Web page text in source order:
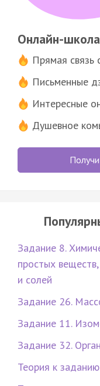
Онлайн-
Прямая связь
Письменные
Интересные
Душевное
Задание 8.
простых
и солей
Задание 26.
Задание 11.
Задание 32.
Теория к